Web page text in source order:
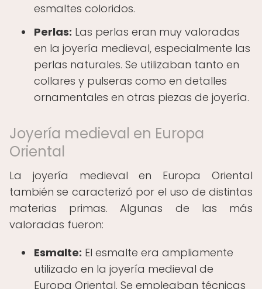
esmaltes coloridos.
Perlas: Las perlas eran muy valoradas
en la joyería medieval, especialmente las
perlas naturales. Se utilizaban tanto en
collares y pulseras como en detalles
ornamentales en otras piezas de joyería.
Joyería medieval en Europa
Oriental
La joyería medieval en Europa Oriental
también se caracterizó por el uso de distintas
materias primas. Algunas de las más
valoradas fueron:
Esmalte: El esmalte era ampliamente
utilizado en la joyería medieval de
Europa Oriental. Se empleaban técnicas